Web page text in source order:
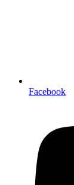
Facebook